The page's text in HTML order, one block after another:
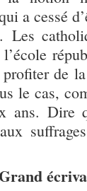
a cessé
Les
de
le cas,
ans. Dire